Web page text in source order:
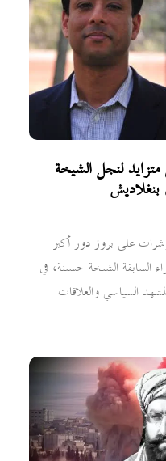
لنجل الشيخة
على بروز دور أكبر
الشيخة حسينة، في
السياسي والعلاقات